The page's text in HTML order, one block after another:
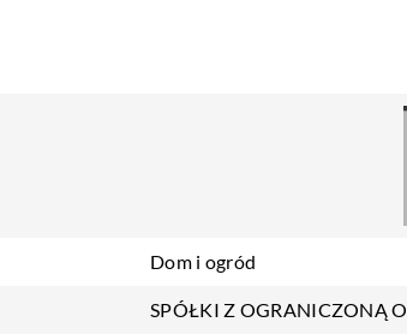
Dom i ogród
SPÓŁKI Z OGRANICZONĄ